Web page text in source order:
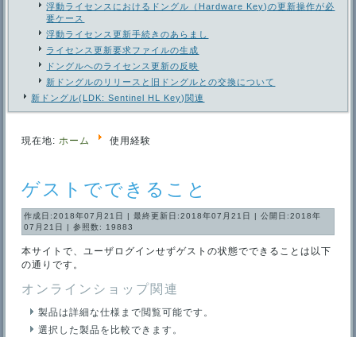
浮動ライセンスにおけるドングル（Hardware Key)の更新操作が必
要ケース
浮動ライセンス更新手続きのあらまし
ライセンス更新要求ファイルの生成
ドングルへのライセンス更新の反映
新ドングルのリリースと旧ドングルとの交換について
新ドングル(LDK: Sentinel HL Key)関連
現在地: ホーム 使用経験
ゲストでできること
作成日:2018年07月21日 |最終更新日:2018年07月21日 |公開日:2018年
07月21日
|参照数: 19883
本サイトで、ユーザログインせずゲストの状態でできることは以下
の通りです。
オンラインショップ関連
製品は詳細な仕様まで閲覧可能です。
選択した製品を比較できます。